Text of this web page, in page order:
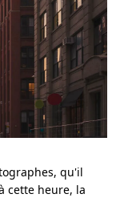
qu'il
cette heure, la